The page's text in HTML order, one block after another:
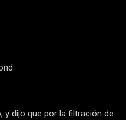
y dijo que por la filtración de